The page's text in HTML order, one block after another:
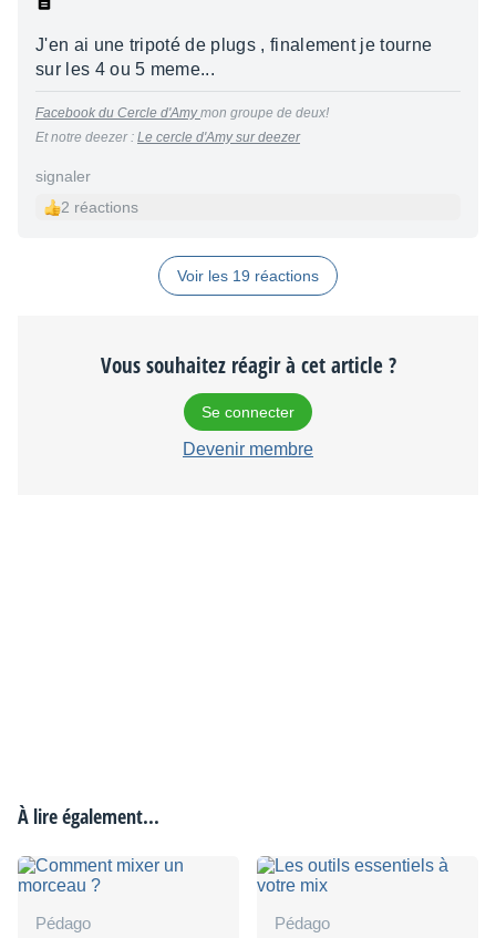
J'en ai une tripoté de plugs , finalement je tourne
sur les 4 ou 5 meme...
Facebook du Cercle d'Amymon groupe de deux!
Et notre deezer : Le cercle d'Amy sur deezer
signaler
2 réactions
Voir les 19 réactions
Vous souhaitez réagir à cet article ?
Se connecter
Devenir membre
À lire également...
Pédago
Pédago